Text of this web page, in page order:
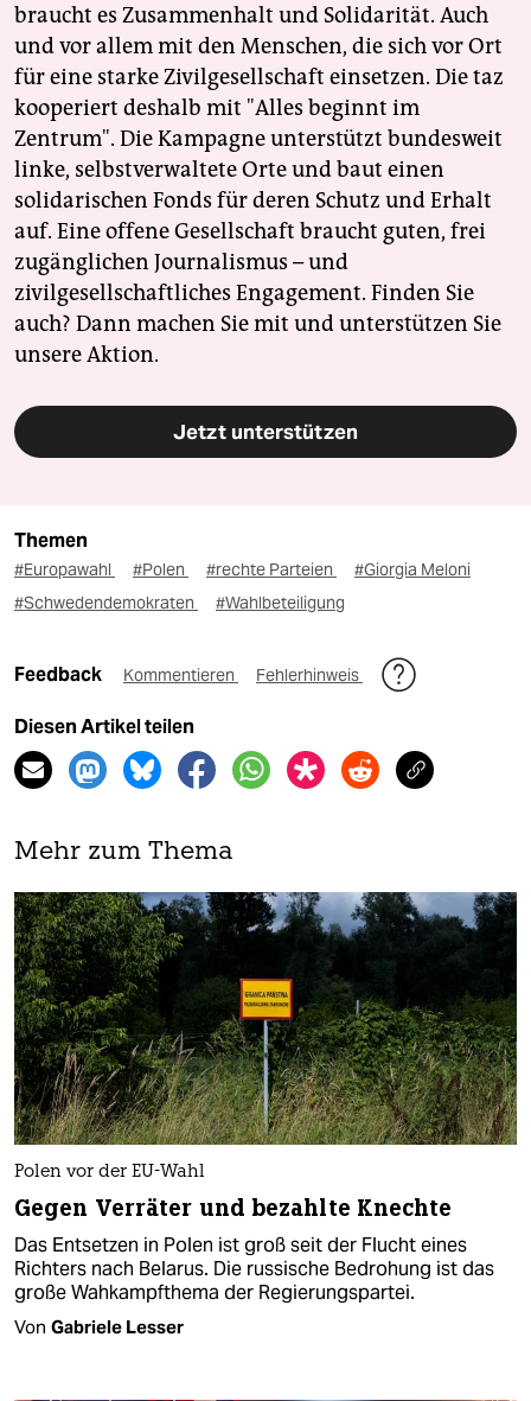
braucht es Zusammenhalt und Solidarität. Auch
und vor allem mit den Menschen, die sich vor Ort
für eine starke Zivilgesellschaft einsetzen. Die taz
kooperiert deshalb mit "Alles beginnt im
Zentrum". Die Kampagne unterstützt bundesweit
linke, selbstverwaltete Orte und baut einen
solidarischen Fonds für deren Schutz und Erhalt
auf. Eine offene Gesellschaft braucht guten, frei
zugänglichen Journalismus – und
zivilgesellschaftliches Engagement. Finden Sie
auch? Dann machen Sie mit und unterstützen Sie
unsere Aktion.
Jetzt unterstützen
Themen
#Europawahl #Polen #rechte Parteien
#Giorgia Meloni
#Schwedendemokraten
#Wahlbeteiligung
Feedback Kommentieren Fehlerhinweis
Diesen Artikel teilen
Mehr zum Thema
Polen vor der EU-Wahl
Gegen Verräter und bezahlte Knechte
Das Entsetzen in Polen ist groß seit der Flucht eines
Richters nach Belarus. Die russische Bedrohung ist das
große Wahkampfthema der Regierungspartei.
Von Gabriele Lesser